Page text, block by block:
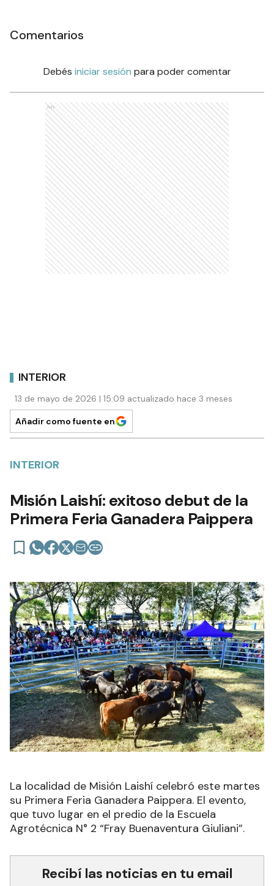
Comentarios
Debés iniciar sesión para poder comentar
Ads
INTERIOR
13 de mayo de 2026 | 15:09 actualizado hace 3 meses
Añadir como fuente en
INTERIOR
Misión Laishí: exitoso debut de la
Primera Feria Ganadera Paippera
La localidad de Misión Laishí celebró este martes
su Primera Feria Ganadera Paippera. El evento,
que tuvo lugar en el predio de la Escuela
Agrotécnica N° 2 “Fray Buenaventura Giuliani”.
Recibí las noticias en tu email